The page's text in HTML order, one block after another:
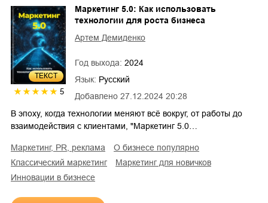
ТЕКСТ
5 Добавлено 27.12.2024 20:28
Маркетинг 5.0: Как использовать
технологии для роста бизнеса
Артем Демиденко
Год выхода: 2024
Язык: Русский
В эпоху, когда технологии меняют всё вокруг, от работы до
взаимодействия с клиентами, "Маркетинг 5.0…
маркетинг, PR, реклама
о бизнесе популярно
классический маркетинг
маркетинг для новичков
инновации в бизнесе